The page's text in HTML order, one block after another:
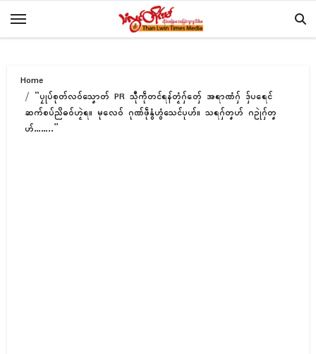
Home
“ပၠုပ်စုတ်လဝ်သၞောတ် PR သီုကဵုတၚ်ရန်တၟံဂှ်တှ်ေ အရာဏံဂှ် ဒှ်ပရေၚ်
ဆက်စပ်ညိဓဝ်ဟၟဲရ။ မုလေဝ် ဂုဏ်ဖဵုနွံဟွံသေၚ်ပုဟ်။ သရဂှ်တၞဟ် ဂဥုဲဂှ်တၞ
ဟ်……..”